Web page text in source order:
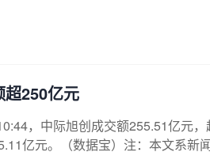
超250亿元
，中际旭创成交额255.51亿元
亿元。（数据宝）注：本文系